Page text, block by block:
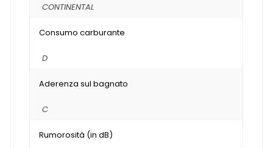
CONTINENTAL
Consumo carburante
D
Aderenza sul bagnato
C
Rumorosità (in dB)